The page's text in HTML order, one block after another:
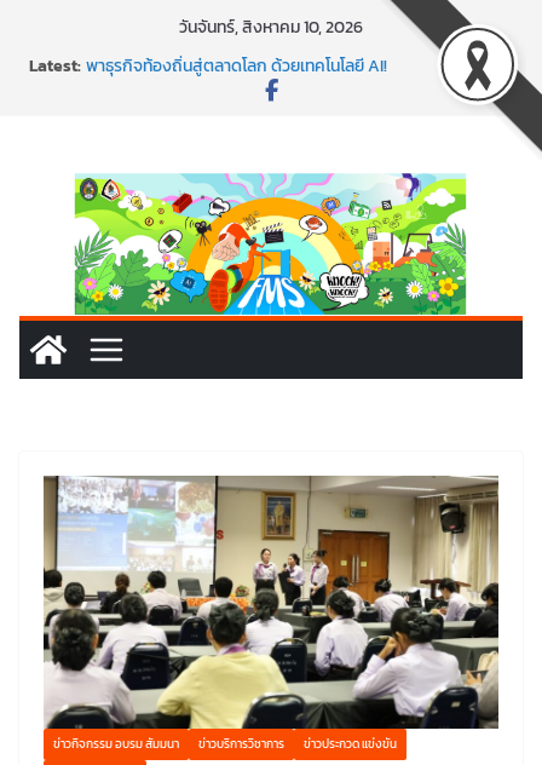
วันจันทร์, สิงหาคม 10, 2026
Latest:พาธุรกิจท้องถิ่นสู่ตลาดโลก ด้วยเทคโนโลยี AI!
SMEs ยุคนี้ ถ้าไม่ใช้ AI ถือว่าพลาดมาก!
พร้อมลุยแล้ว! ปักหมุดโรดแมป AI อัปสกิลธุรกิจให้พุ่งทะยาน
ข่าวกิจกรรม อบรม สัมมนา ข่าวบริการวิชาการ
ข่าวประกวด แข่งขัน